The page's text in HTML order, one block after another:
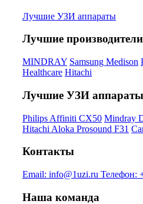
Лучшие УЗИ аппараты
Лучшие производители
MINDRAY Samsung Medison
Healthcare Hitachi
Лучшие УЗИ аппараты
Philips Affiniti CX50 Mindray
Hitachi Aloka Prosound F31
Контакты
Email: info@1uzi.ru Телефон:
Наша команда